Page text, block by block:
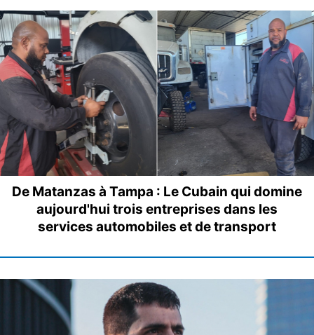
De Matanzas à Tampa : Le Cubain qui domine
aujourd'hui trois entreprises dans les
services automobiles et de transport